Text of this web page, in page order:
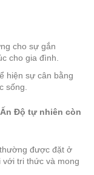
cho sự gắn
cho gia đình.
hiện sự cân bằng
sống.
Độ tự nhiên còn
được đặt ở
tri thức và mong